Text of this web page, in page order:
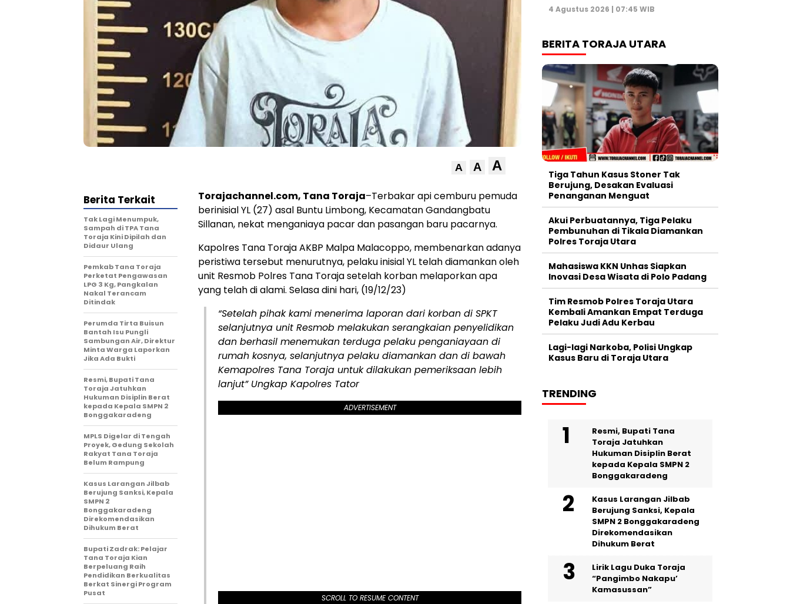
A A A
Torajachannel.com, Tana Toraja–Terbakar api cemburu pemuda
berinisial YL (27) asal Buntu Limbong, Kecamatan Gandangbatu
Sillanan, nekat menganiaya pacar dan pasangan baru pacarnya.
Kapolres Tana Toraja AKBP Malpa Malacoppo, membenarkan adanya
peristiwa tersebut menurutnya, pelaku inisial YL telah diamankan oleh
unit Resmob Polres Tana Toraja setelah korban melaporkan apa
yang telah di alami. Selasa dini hari, (19/12/23)
“Setelah pihak kami menerima laporan dari korban di SPKT
selanjutnya unit Resmob melakukan serangkaian penyelidikan
dan berhasil menemukan terduga pelaku penganiayaan di
rumah kosnya, selanjutnya pelaku diamankan dan di bawah
Kemapolres Tana Toraja untuk dilakukan pemeriksaan lebih
lanjut” Ungkap Kapolres Tator
ADVERTISEMENT
SCROLL TO RESUME CONTENT
Berita Terkait
Tak Lagi Menumpuk,
Sampah di TPA Tana
Toraja Kini Dipilah dan
Didaur Ulang
Pemkab Tana Toraja
Perketat Pengawasan
LPG 3 Kg, Pangkalan
Nakal Terancam
Ditindak
Perumda Tirta Buisun
Bantah Isu Pungli
Sambungan Air, Direktur
Minta Warga Laporkan
Jika Ada Bukti
Resmi, Bupati Tana
Toraja Jatuhkan
Hukuman Disiplin Berat
kepada Kepala SMPN 2
Bonggakaradeng
MPLS Digelar di Tengah
Proyek, Gedung Sekolah
Rakyat Tana Toraja
Belum Rampung
Kasus Larangan Jilbab
Berujung Sanksi, Kepala
SMPN 2
Bonggakaradeng
Direkomendasikan
Dihukum Berat
Bupati Zadrak: Pelajar
Tana Toraja Kian
Berpeluang Raih
Pendidikan Berkualitas
Berkat Sinergi Program
Pusat
4 Agustus 2026 | 07:45 WIB
BERITA TORAJA UTARA
Tiga Tahun Kasus Stoner Tak
Berujung, Desakan Evaluasi
Penanganan Menguat
Akui Perbuatannya, Tiga Pelaku
Pembunuhan di Tikala Diamankan
Polres Toraja Utara
Mahasiswa KKN Unhas Siapkan
Inovasi Desa Wisata di Polo Padang
Tim Resmob Polres Toraja Utara
Kembali Amankan Empat Terduga
Pelaku Judi Adu Kerbau
Lagi-lagi Narkoba, Polisi Ungkap
Kasus Baru di Toraja Utara
TRENDING
Resmi, Bupati Tana
Toraja Jatuhkan
Hukuman Disiplin Berat
kepada Kepala SMPN 2
Bonggakaradeng
Kasus Larangan Jilbab
Berujung Sanksi, Kepala
SMPN 2 Bonggakaradeng
Direkomendasikan
Dihukum Berat
Lirik Lagu Duka Toraja
“Pangimbo Nakapu’
Kamasussan”